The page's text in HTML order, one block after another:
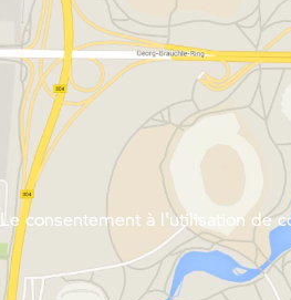
Le consentement à l'utilisation de